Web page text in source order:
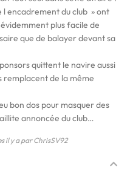
l encadrement du club » ont
plus facile de
que de balayer devant sa
quittent le navire aussi
remplacent de la même
bon dos pour masquer des
annoncée du club…
il y a par ChrisSV92